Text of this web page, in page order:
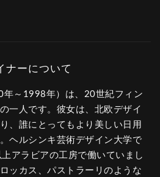
年～1998年）は、20世紀フィン
一人です。彼女は、北欧デザイ
、誰にとってもより美しい日用
ヘルシンキ芸術デザイン大学で
アラビアの工房で働いていまし
ッカス、パストラーリのような